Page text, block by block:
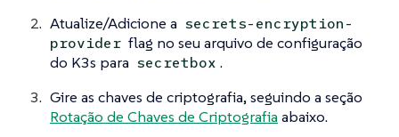
Atualize/Adicione a secrets-encryption-
provider flag no seu arquivo de configuração
do K3s para secretbox .
Gire as chaves de criptografia, seguindo a seção
Rotação de Chaves de Criptografia abaixo.